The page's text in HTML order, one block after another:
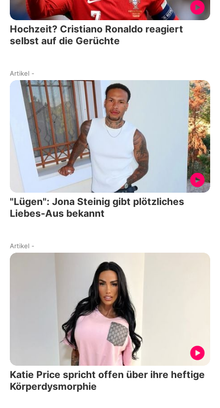
Hochzeit? Cristiano Ronaldo reagiert
selbst auf die Gerüchte
Artikel -
"Lügen": Jona Steinig gibt plötzliches
Liebes-Aus bekannt
Artikel -
Katie Price spricht offen über ihre heftige
Körperdysmorphie